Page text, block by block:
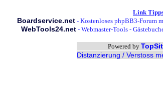
Link
Boardservice.net - Kostenloses phpBB3-Forum
WebTools24.net - Webmaster-Tools -
Powered by
Distanzierung / Verstoss